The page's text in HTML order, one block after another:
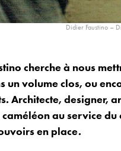
Didier Faustino –
cherche à nous
un volume clos, ou
Architecte, designer,
au service du
en place.